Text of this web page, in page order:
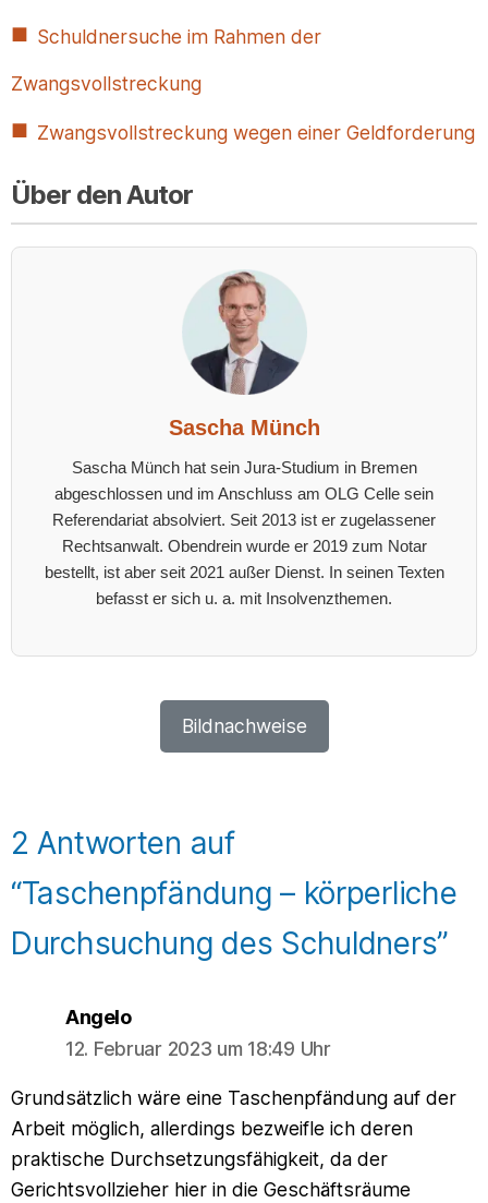
Schuldnersuche im Rahmen der
Zwangsvollstreckung
Zwangsvollstreckung wegen einer Geldforderung
Über den Autor
Sascha Münch
Sascha Münch hat sein Jura-Studium in Bremen
abgeschlossen und im Anschluss am OLG Celle sein
Referendariat absolviert. Seit 2013 ist er zugelassener
Rechtsanwalt. Obendrein wurde er 2019 zum Notar
bestellt, ist aber seit 2021 außer Dienst. In seinen Texten
befasst er sich u. a. mit Insolvenzthemen.
Bildnachweise
2 Antworten auf
“Taschenpfändung – körperliche
Durchsuchung des Schuldners”
Angelosays:
12. Februar 2023 um 18:49 Uhr
Grundsätzlich wäre eine Taschenpfändung auf der
Arbeit möglich, allerdings bezweifle ich deren
praktische Durchsetzungsfähigkeit, da der
Gerichtsvollzieher hier in die Geschäftsräume